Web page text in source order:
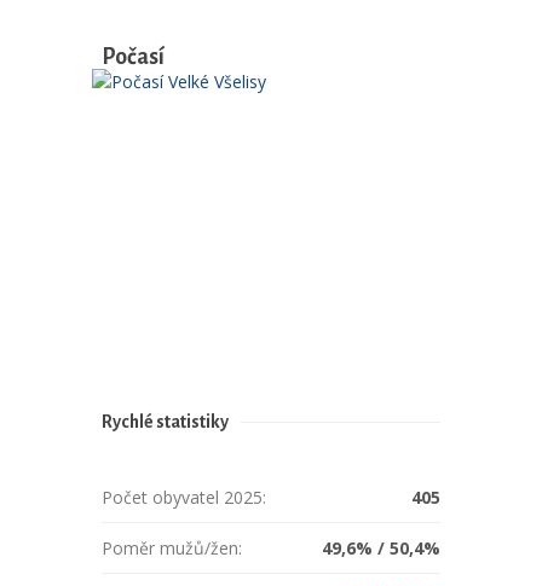
Počasí
Rychlé statistiky
Počet obyvatel 2025: 405
Poměr mužů/žen: 49,6% / 50,4%